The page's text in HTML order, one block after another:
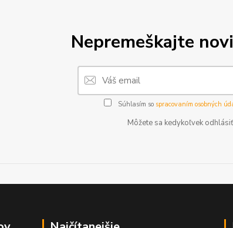
Nepremeškajte
Súhlasím so spracovaním osobných
Môžete sa kedykoľvek